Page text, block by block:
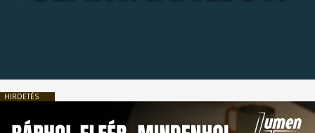
HIRDETÉS